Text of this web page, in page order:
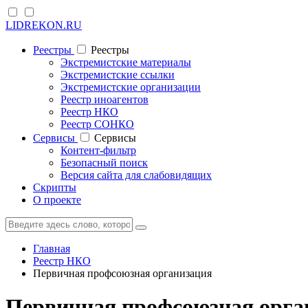
LIDREKON.RU
Реестры
Реестры
Экстремистские материалы
Экстремистские ссылки
Экстремистские организации
Реестр иноагентов
Реестр НКО
Реестр СОНКО
Cервисы
Cервисы
Контент-фильтр
Безопасный поиск
Версия сайта для слабовидящих
Скрипты
О проекте
Главная
Реестр НКО
Первичная профсоюзная организация